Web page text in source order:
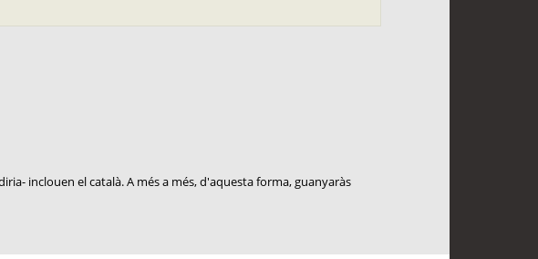
inclouen el català. A més a més, d'aquesta forma, guanyaràs